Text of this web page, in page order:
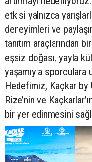
etkisi yalnızca
deneyimleri ve
tanıtım araçlarından
eşsiz doğası, yayla
yaşamıyla sporculara
Hedefimiz, Kaçkar by
Rize’nin ve
bir yer edinmesini